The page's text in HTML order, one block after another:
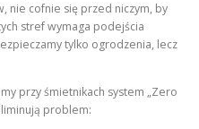
nie cofnie się przed niczym, by
stref wymaga podejścia
tylko ogrodzenia, lecz
przy śmietnikach system „Zero
problem: